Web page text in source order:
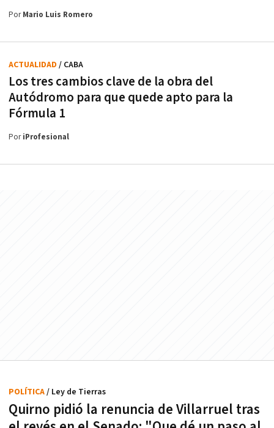
PorMario Luis Romero
Los tres cambios clave de la obra del
Autódromo para que quede apto para la
Fórmula 1
ACTUALIDAD / CABA
PoriProfesional
Quirno pidió la renuncia de Villarruel tras
POLÍTICA/ Ley de Tierras